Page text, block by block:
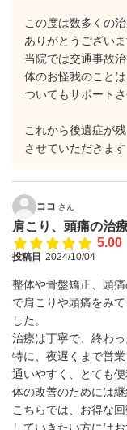
この度は数多くの
ありがとうございま
当院では交通事故
体のお怪我のこと
ついてもサポート
これから後遺症が
させていただきます
ココ さん
肩こり、頭痛の治
5.00
投稿日 2024/10/04
整体や骨盤矯正、頭
で肩こりや頭痛をみ
した。
治療は丁寧で、終わ
特に、夜遅くまで営
通いやすく、とても便
体の改善のためには
こちらでは、お得な